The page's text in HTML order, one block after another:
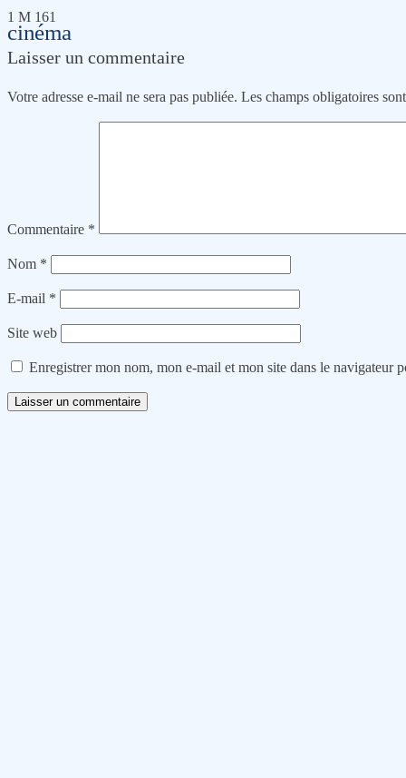
cinéma
1 M 161
Laisser un commentaire
Votre adresse e-mail ne sera pas publiée. Les champs obligatoires
Commentaire *
Nom *
E-mail *
Site web
Enregistrer mon nom, mon e-mail et mon site dans le navigateur